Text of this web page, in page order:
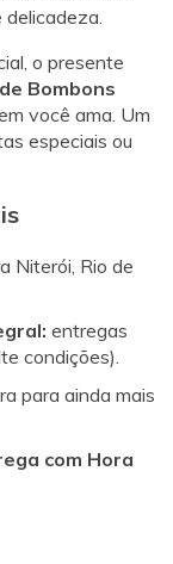
o presente
Bombons
você ama. Um
especiais ou
Niterói, Rio de
entregas
condições).
para ainda mais
com Hora